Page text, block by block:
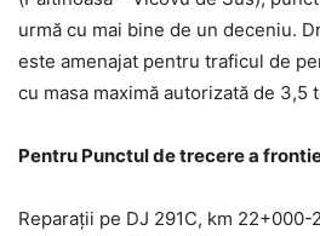
urmă cu mai bine de un deceniu.
este amenajat pentru traficul de
cu masa maximă autorizată de 3,5
Pentru Punctul de trecere a
Reparații pe DJ 291C, km